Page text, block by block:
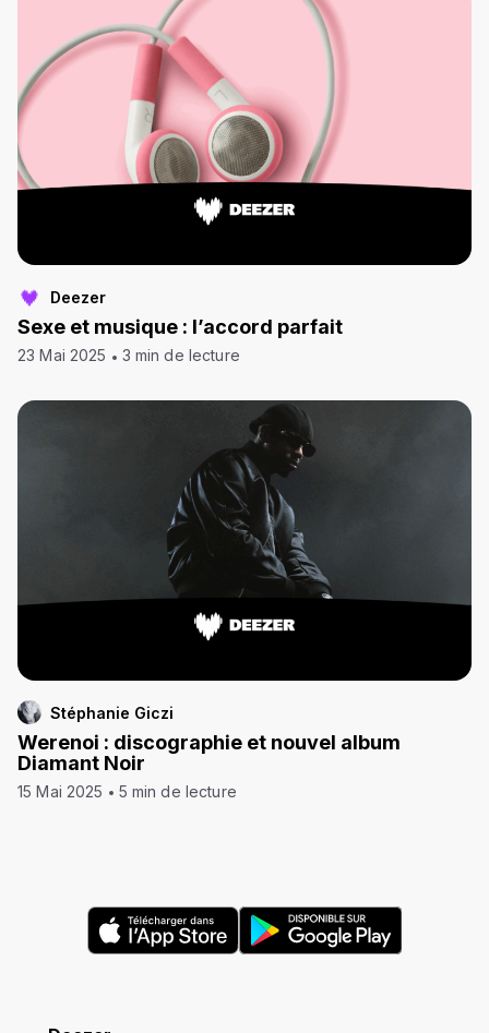
Deezer
Sexe et musique : l’accord parfait
23 Mai 2025 3 min de lecture
Stéphanie Giczi
Werenoi : discographie et nouvel album
Diamant Noir
15 Mai 2025 5 min de lecture